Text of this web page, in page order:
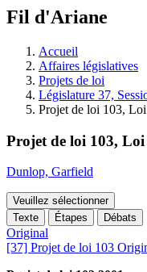
découvrir
l'Assemblée
législative.
Fil d'Ariane
Accueil
Affaires législatives
Projets de loi
Législature 37,
Projet de loi 103, Loi
Projet de loi 103,
Dunlop, Garfield
Veuillez sélectionner
Texte
Étapes Débats
Original
[37] Projet de loi 103